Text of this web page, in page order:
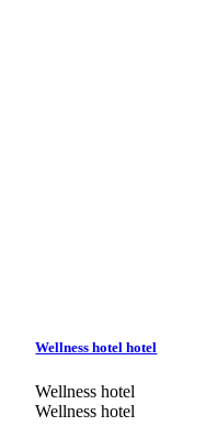
Wellness hotel hotel
Wellness hotel
Wellness hotel